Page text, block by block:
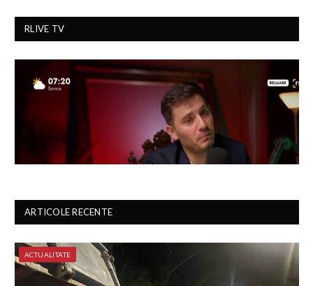
RLIVE TV
ARTICOLE RECENTE
ACTUALITATE